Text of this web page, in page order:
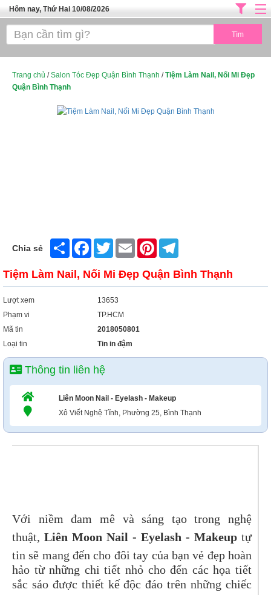
Hôm nay, Thứ Hai 10/08/2026
Trang chủ
SPA TPHCM
Trang chủ /Salon Tóc Đẹp Quận Bình Thạnh /Tiệm Làm Nail, Nối Mi Đẹp
Quận Bình Thạnh
Chia sẻ Share FacebookTwitter Email Pinterest
Tiệm Làm Nail, Nối Mi Đẹp Quận Bình Thạnh
Lượt xem
13653
Phạm vi
TP.HCM
Mã tin
2018050801
Loại tin
Tin in đậm
Thông tin liên hệ
Liên Moon Nail - Eyelash - Makeup
Xô Viết Nghệ Tĩnh, Phường 25, Bình Thạnh
Với niềm đam mê và sáng tạo trong nghệ
thuật, Liên Moon Nail - Eyelash - Makeup tự
tin sẽ mang đến cho đôi tay của bạn vẻ đẹp hoàn
hảo từ những chi tiết nhỏ cho đến các họa tiết
sắc sảo được thiết kế độc đáo trên những chiếc